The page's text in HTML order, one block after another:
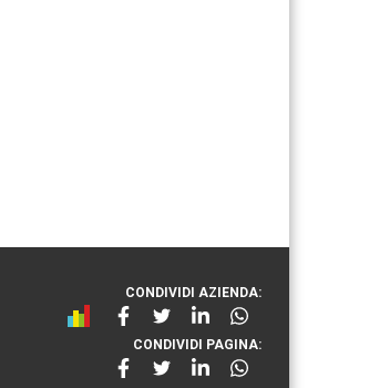
CONDIVIDI AZIENDA:
CONDIVIDI PAGINA: